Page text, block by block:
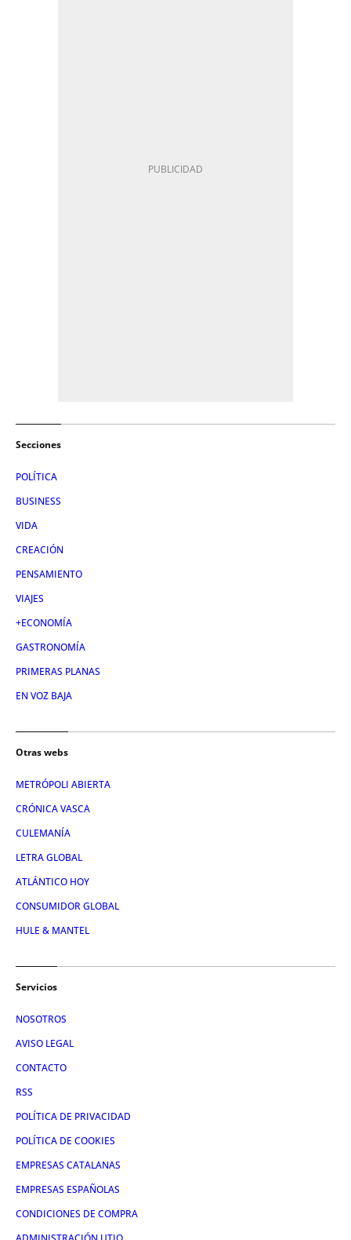
Secciones
POLÍTICA
BUSINESS
VIDA
CREACIÓN
PENSAMIENTO
VIAJES
+ECONOMÍA
GASTRONOMÍA
PRIMERAS PLANAS
EN VOZ BAJA
Otras webs
METRÓPOLI ABIERTA
CRÓNICA VASCA
CULEMANÍA
LETRA GLOBAL
ATLÁNTICO HOY
CONSUMIDOR GLOBAL
HULE & MANTEL
Servicios
NOSOTROS
AVISO LEGAL
CONTACTO
RSS
POLÍTICA DE PRIVACIDAD
POLÍTICA DE COOKIES
EMPRESAS CATALANAS
EMPRESAS ESPAÑOLAS
CONDICIONES DE COMPRA